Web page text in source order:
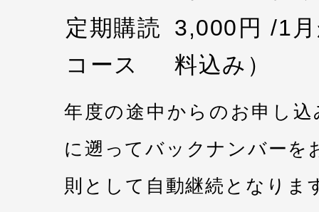
定期購読
コース
3,000円 /1
料込み）
年度の途中からのお申し
に遡ってバックナンバーを
則として自動継続となりま